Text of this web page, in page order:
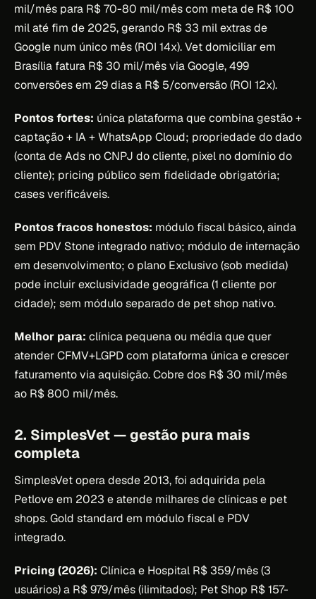
mil/mês para R$ 70-80 mil/mês com meta de R$ 100
mil até fim de 2025, gerando R$ 33 mil extras de
Google num único mês (ROI 14x). Vet domiciliar em
Brasília fatura R$ 30 mil/mês via Google, 499
conversões em 29 dias a R$ 5/conversão (ROI 12x).
Pontos fortes: única plataforma que combina gestão +
captação + IA + WhatsApp Cloud; propriedade do dado
(conta de Ads no CNPJ do cliente, pixel no domínio do
cliente); pricing público sem fidelidade obrigatória;
cases verificáveis.
Pontos fracos honestos: módulo fiscal básico, ainda
sem PDV Stone integrado nativo; módulo de internação
em desenvolvimento; o plano Exclusivo (sob medida)
pode incluir exclusividade geográfica (1 cliente por
cidade); sem módulo separado de pet shop nativo.
Melhor para: clínica pequena ou média que quer
atender CFMV+LGPD com plataforma única e crescer
faturamento via aquisição. Cobre dos R$ 30 mil/mês
ao R$ 800 mil/mês.
2. SimplesVet — gestão pura mais
completa
SimplesVet opera desde 2013, foi adquirida pela
Petlove em 2023 e atende milhares de clínicas e pet
shops. Gold standard em módulo fiscal e PDV
integrado.
Pricing (2026): Clínica e Hospital R$ 359/mês (3
usuários) a R$ 979/mês (ilimitados); Pet Shop R$ 157-